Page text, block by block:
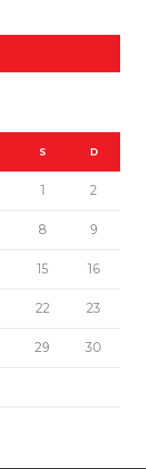
S D
1 2
8 9
15 16
22 23
29 30